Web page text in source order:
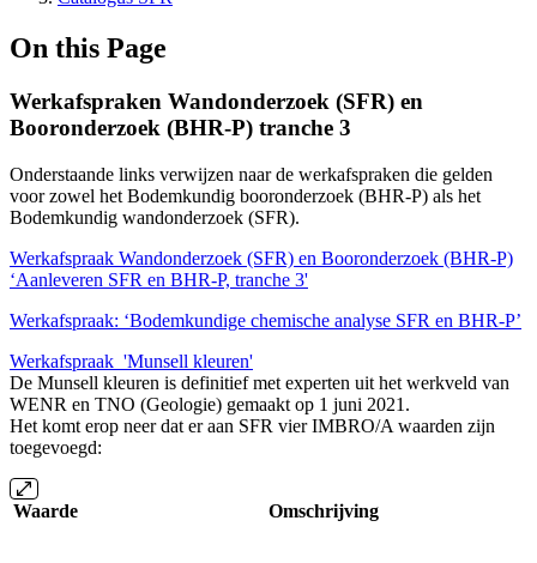
On this Page
Werkafspraken Wandonderzoek (SFR) en
Booronderzoek (BHR-P) tranche 3
Onderstaande links verwijzen naar de werkafspraken die gelden
voor zowel het Bodemkundig booronderzoek (BHR-P) als het
Bodemkundig wandonderzoek (SFR).
Werkafspraak Wandonderzoek (SFR) en Booronderzoek (BHR-P)
‘Aanleveren SFR en BHR-P, tranche 3'
Werkafspraak: ‘Bodemkundige chemische analyse SFR en BHR-P’
Werkafspraak 'Munsell kleuren'
De Munsell kleuren is definitief met experten uit het werkveld van
WENR en TNO (Geologie) gemaakt op 1 juni 2021.
Het komt erop neer dat er aan SFR vier IMBRO/A waarden zijn
toegevoegd:
Waarde Omschrijving